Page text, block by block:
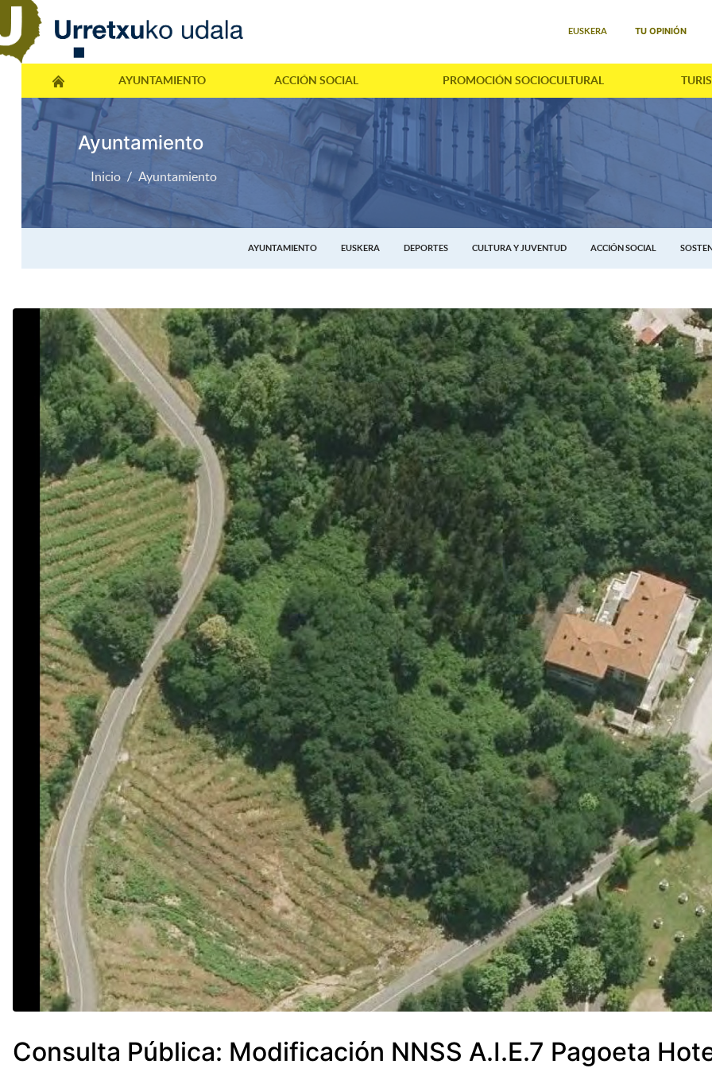
EUSKERA TU OPINIÓN
AYUNTAMIENTO ACCIÓN SOCIAL PROMOCIÓN SOCIOCULTURAL
Ayuntamiento
Inicio Ayuntamiento
AYUNTAMIENTO EUSKERA DEPORTES CULTURA Y JUVENTUD ACCIÓN SOCIAL
Consulta Pública: Modificación NNSS A.I.E.7 Pagoeta